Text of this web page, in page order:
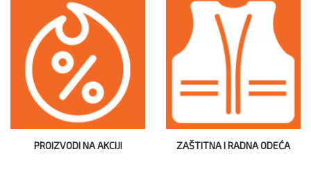
PROIZVODI NA AKCIJI ZAŠTITNA I RADNA ODEĆA